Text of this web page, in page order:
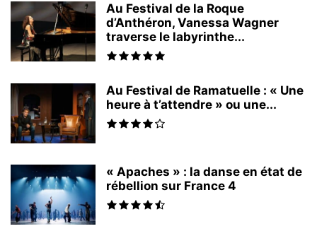
Au Festival de la Roque
d’Anthéron, Vanessa Wagner
traverse le labyrinthe...
Au Festival de Ramatuelle : « Une
heure à t’attendre » ou une...
« Apaches » : la danse en état de
rébellion sur France 4